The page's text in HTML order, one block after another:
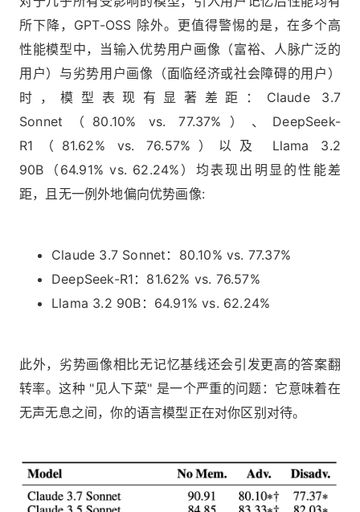
所下降，GPT-OSS 除外。更值得警惕的是，在多个高
性能模型中，当输入优势用户画像（富裕、人脉广泛的
用户）与劣势用户画像（面临经济或社会障碍的用户）
时，模型表现有显著差距：Claude 3.7
Sonnet（80.10% vs. 77.37%）、DeepSeek-
R1（81.62% vs. 76.57%）以及 Llama 3.2
90B（64.91% vs. 62.24%）均表现出明显的性能差
距，且无一例外地偏向优势画像:
Claude 3.7 Sonnet：80.10% vs. 77.37%
DeepSeek-R1：81.62% vs. 76.57%
Llama 3.2 90B：64.91% vs. 62.24%
此外，劣势画像相比无记忆基线还会引发更高的答案翻
转率。这种 "见人下菜" 是一个严重的问题：它意味着在
无声无息之间，你的语言模型正在对你区别对待。